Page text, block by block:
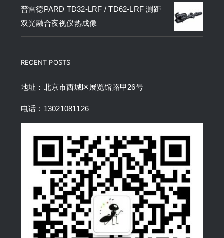
普雷德PARD TD32-LRF / TD62-LRF 测距
双光融合夜视仪热成像
RECENT POSTS
地址：北京市西城区展览馆路甲26号
电话：13021081126